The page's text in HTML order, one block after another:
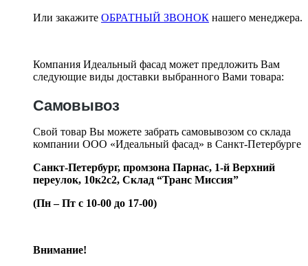
Или закажите ОБРАТНЫЙ ЗВОНОК нашего менеджера.
Компания Идеальный фасад может предложить Вам
следующие виды доставки выбранного Вами товара:
Самовывоз
Свой товар Вы можете забрать самовывозом со склада
компании ООО «Идеальный фасад» в Санкт-Петербурге
Санкт-Петербург, промзона Парнас, 1-й Верхний
переулок, 10к2с2, Склад “Транс Миссия”
(Пн – Пт с 10-00 до 17-00)
Внимание!